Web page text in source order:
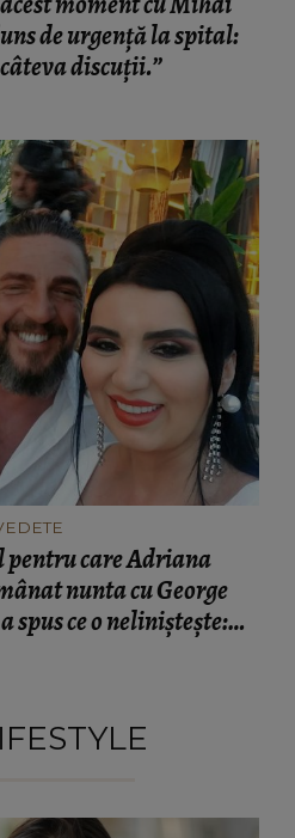
de urgență la spital:
discuții.”
care Adriana
nunta cu George
spus ce o neliniștește: